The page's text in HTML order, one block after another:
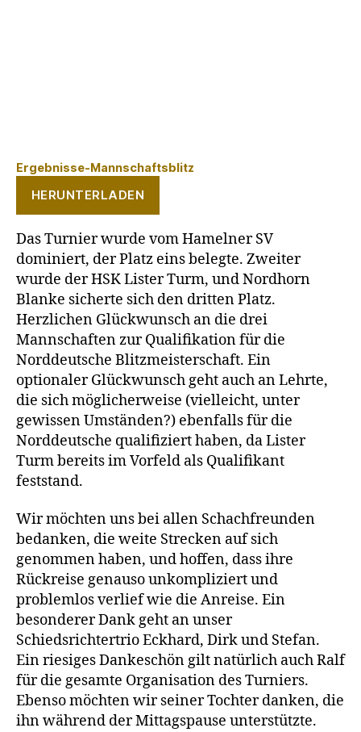
Ergebnisse-Mannschaftsblitz
HERUNTERLADEN
Das Turnier wurde vom Hamelner SV
dominiert, der Platz eins belegte. Zweiter
wurde der HSK Lister Turm, und Nordhorn
Blanke sicherte sich den dritten Platz.
Herzlichen Glückwunsch an die drei
Mannschaften zur Qualifikation für die
Norddeutsche Blitzmeisterschaft. Ein
optionaler Glückwunsch geht auch an Lehrte,
die sich möglicherweise (vielleicht, unter
gewissen Umständen?) ebenfalls für die
Norddeutsche qualifiziert haben, da Lister
Turm bereits im Vorfeld als Qualifikant
feststand.
Wir möchten uns bei allen Schachfreunden
bedanken, die weite Strecken auf sich
genommen haben, und hoffen, dass ihre
Rückreise genauso unkompliziert und
problemlos verlief wie die Anreise. Ein
besonderer Dank geht an unser
Schiedsrichtertrio Eckhard, Dirk und Stefan.
Ein riesiges Dankeschön gilt natürlich auch Ralf
für die gesamte Organisation des Turniers.
Ebenso möchten wir seiner Tochter danken, die
ihn während der Mittagspause unterstützte.